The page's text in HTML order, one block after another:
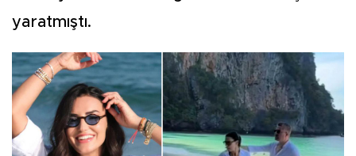
yaratmıştı.